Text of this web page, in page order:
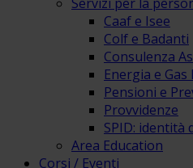
Caaf e Isee
Colf e Badanti
Consulenza
Energia e
Pensioni e
Provvidenze
SPID: identità
Area Education
Corsi / Eventi